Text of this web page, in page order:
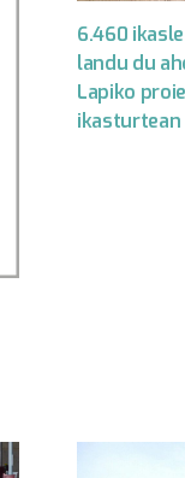
6.460
landu du
Lapiko
ikasturtean